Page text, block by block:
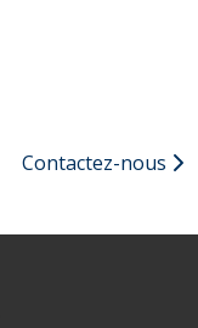
Contactez-nous